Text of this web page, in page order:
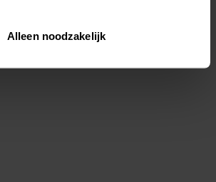
kun je ook zelf instellen welke
Alleen noodzakelijk